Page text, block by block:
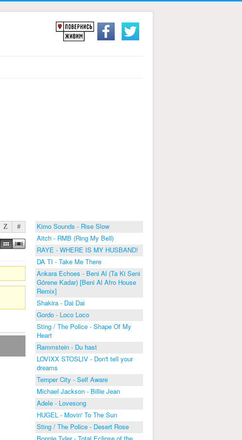
Z #
Kimo Sounds - Rise Slow
Aitch - RMB (Ring My Bell)
RAYE - WHERE IS MY HUSBAND!
DA TI - Take Me There
Ankara Echoes - Beni Al (Ta Ki Seni
Görene Kadar) [Beni Al Afro House
Remix]
Shakira - Dai Dai
Gordo - Loco Loco
Sting / The Police - Shape Of My
Heart
Rammstein - Du hast
LOVIXX STOSLIV - Don't tell your
dreams
Temper City - Self Aware
Michael Jackson - Billie Jean
Adele - Lovesong
HUGEL - Movin' To The Sun
Sting / The Police - Desert Rose